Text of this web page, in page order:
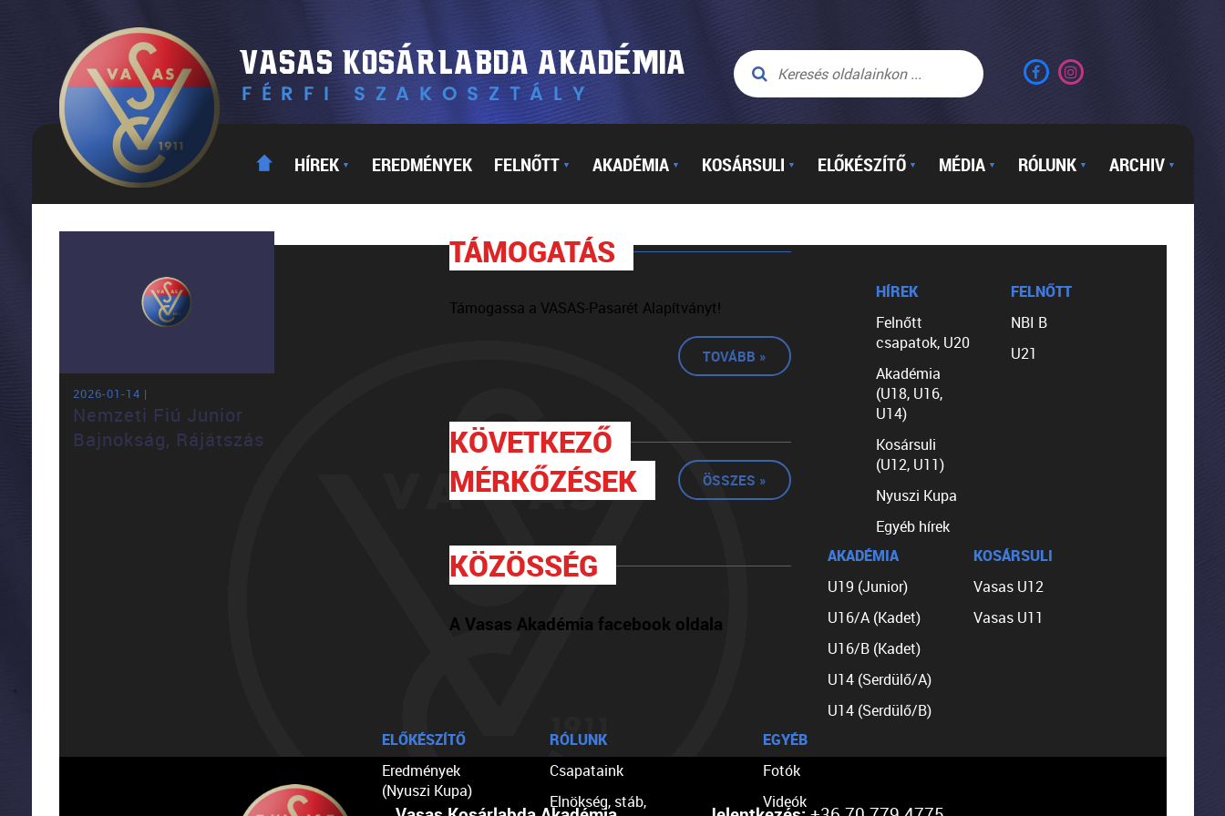
HÍREK ▼ EREDMÉNYEK FELNŐTT ▼ AKADÉMIA ▼ KOSÁRSULI ▼ ELŐKÉSZÍTŐ ▼ MÉDIA ▼ RÓLUNK ▼ ARCHIV ▼
2026-01-14 |
Nemzeti Fiú Junior
Bajnokság, Rájátszás
TÁMOGATÁS
Támogassa a VASAS-Pasarét Alapítványt!
TOVÁBB »
KÖVETKEZŐ
MÉRKŐZÉSEK
ÖSSZES »
KÖZÖSSÉG
A Vasas Akadémia facebook oldala
HÍREK
Felnőtt
csapatok, U20
Akadémia
(U18, U16,
U14)
Kosársuli
(U12, U11)
Nyuszi Kupa
Egyéb hírek
FELNŐTT
NBI B
U21
AKADÉMIA
U19 (Junior)
U16/A (Kadet)
U16/B (Kadet)
U14 (Serdülő/A)
U14 (Serdülő/B)
KOSÁRSULI
Vasas U12
Vasas U11
ELŐKÉSZÍTŐ
Eredmények
(Nyuszi Kupa)
RÓLUNK
Csapataink
Elnökség, stáb,
EGYÉB
Fotók
Videók